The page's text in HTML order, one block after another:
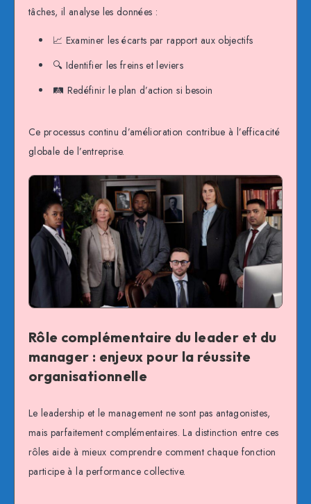
tâches, il analyse les données :
📈 Examiner les écarts par rapport aux objectifs
🔍 Identifier les freins et leviers
🛤️ Redéfinir le plan d’action si besoin
Ce processus continu d’amélioration contribue à l’efficacité
globale de l’entreprise.
Rôle complémentaire du leader et du
manager : enjeux pour la réussite
organisationnelle
Le leadership et le management ne sont pas antagonistes,
mais parfaitement complémentaires. La distinction entre ces
rôles aide à mieux comprendre comment chaque fonction
participe à la performance collective.